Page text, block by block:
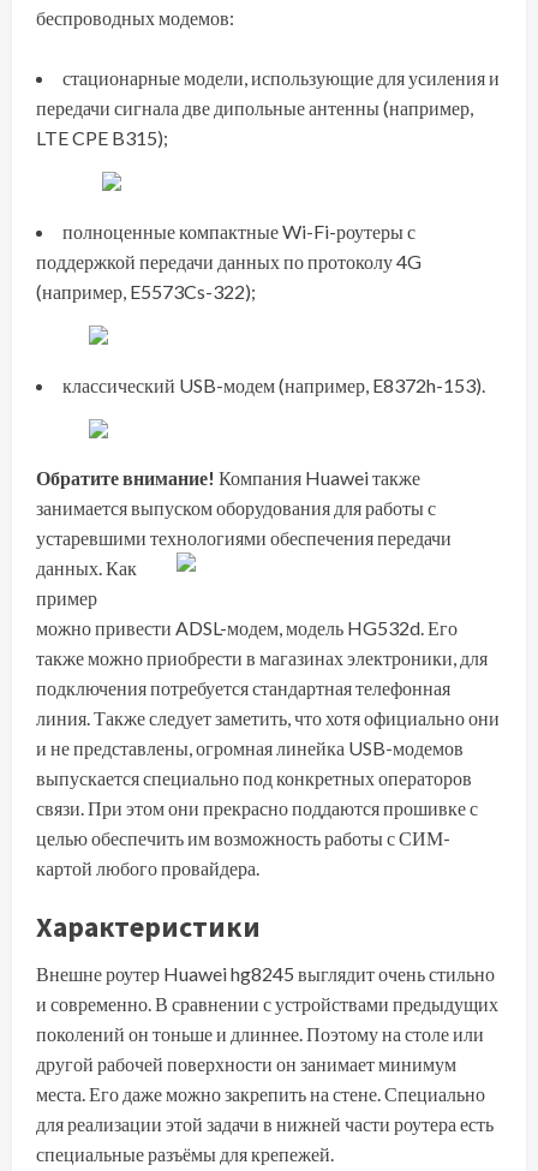
беспроводных модемов:
стационарные модели, использующие для усиления и
передачи сигнала две дипольные антенны (например,
LTE CPE B315);
полноценные компактные Wi-Fi-роутеры с
поддержкой передачи данных по протоколу 4G
(например, E5573Cs-322);
классический USB-модем (например, E8372h-153).
Обратите внимание! Компания Huawei также
занимается выпуском оборудования для работы с
устаревшими технологиями обеспечения передачи
данных.Как
пример
можно привести ADSL-модем, модель HG532d. Его
также можно приобрести в магазинах электроники, для
подключения потребуется стандартная телефонная
линия. Также следует заметить, что хотя официально они
и не представлены, огромная линейка USB-модемов
выпускается специально под конкретных операторов
связи. При этом они прекрасно поддаются прошивке с
целью обеспечить им возможность работы с СИМ-
картой любого провайдера.
Характеристики
Внешне роутер Huawei hg8245 выглядит очень стильно
и современно. В сравнении с устройствами предыдущих
поколений он тоньше и длиннее. Поэтому на столе или
другой рабочей поверхности он занимает минимум
места. Его даже можно закрепить на стене. Специально
для реализации этой задачи в нижней части роутера есть
специальные разъёмы для крепежей.